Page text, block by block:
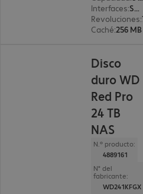
Interfaces: SATA 3.0 (6 Gbit/s) 8,9 cm (3,5")
Revoluciones:
Caché:256 MB
Disco
duro WD
Red Pro
24 TB
NAS
N.º producto:
4889161
N° del
fabricante:
WD241KFGX